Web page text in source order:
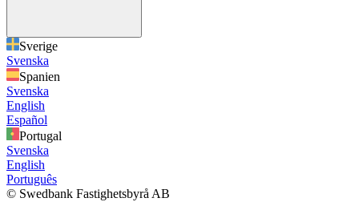
Sverige
Svenska
Spanien
Svenska
English
Español
Portugal
Svenska
English
Português
© Swedbank Fastighetsbyrå AB